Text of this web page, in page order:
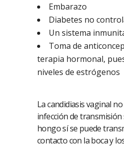
Embarazo
Diabetes no
Un sistema
Toma de
terapia hormonal,
niveles de estrógenos
La candidiasis vaginal
infección de
hongo sí se puede
contacto con la boca y